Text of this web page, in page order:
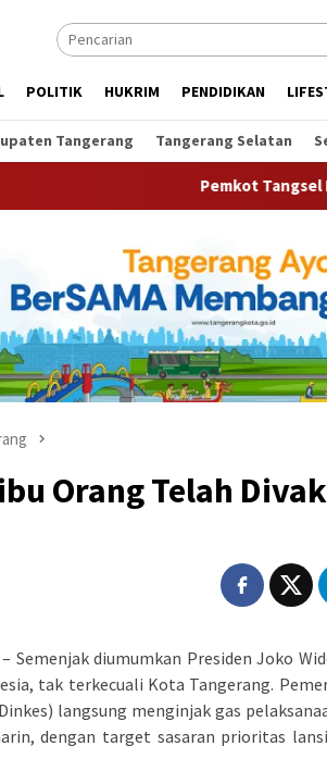
POLITIK HUKRIM PENDIDIKAN
Tangerang Tangerang Selatan
Pemkot Tangsel Perkuat
Orang Telah
– Semenjak diumumkan Presiden Joko
tak terkecuali Kota Tangerang.
langsung menginjak gas
dengan target sasaran prioritas